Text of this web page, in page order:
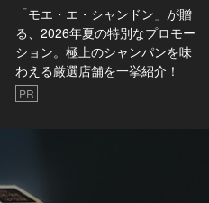
「モエ・エ・シャンドン」が贈
る、2026年夏の特別なプロモー
ション。極上のシャンパンを味
わえる厳選店舗を一挙紹介！
PR